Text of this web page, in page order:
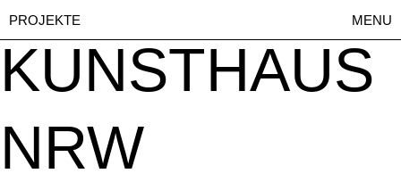
PROJEKTE MENU
KUNSTHAUS
NRW